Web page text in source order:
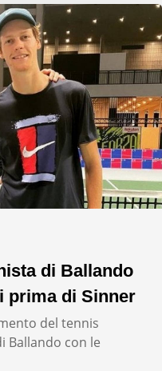
di Ballando
prima di Sinner
del tennis
Ballando con le